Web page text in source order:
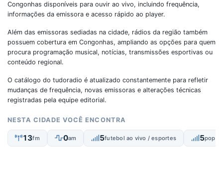
Congonhas disponíveis para ouvir ao vivo, incluindo frequência,
informações da emissora e acesso rápido ao player.
Além das emissoras sediadas na cidade, rádios da região também
possuem cobertura em Congonhas, ampliando as opções para quem
procura programação musical, notícias, transmissões esportivas ou
conteúdo regional.
O catálogo do tudoradio é atualizado constantemente para refletir
mudanças de frequência, novas emissoras e alterações técnicas
registradas pela equipe editorial.
NESTA CIDADE VOCÊ ENCONTRA
13fm 0am 5futebol ao vivo / esportes 5